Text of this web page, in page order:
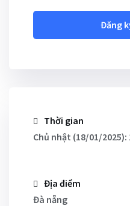
Đăng
Thời gian
Chủ nhật (18/01/2025):
Địa điểm
Đà nẵng